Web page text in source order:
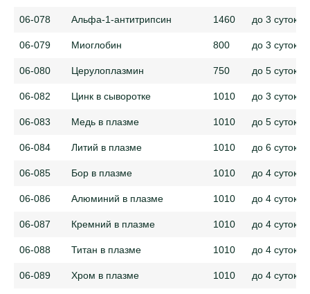
06-078 Альфа-1-антитрипсин 1460 до 3 суток
06-079 Миоглобин 800 до 3 суток
06-080 Церулоплазмин 750 до 5 суток
06-082 Цинк в сыворотке 1010 до 3 суток
06-083 Медь в плазме 1010 до 5 суток
06-084 Литий в плазме 1010 до 6 суток
06-085 Бор в плазме 1010 до 4 суток
06-086 Алюминий в плазме 1010 до 4 суток
06-087 Кремний в плазме 1010 до 4 суток
06-088 Титан в плазме 1010 до 4 суток
06-089 Хром в плазме 1010 до 4 суток